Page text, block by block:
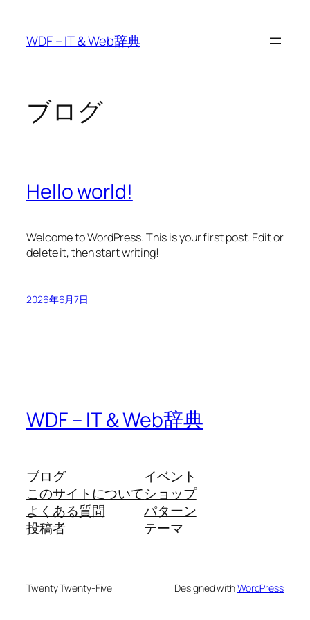
WDF – IT＆Web辞典
ブログ
Hello world!
Welcome to WordPress. This is your first post. Edit or
delete it, then start writing!
2026年6月7日
WDF – IT＆Web辞典
ブログ
このサイトについて
よくある質問
投稿者
イベント
ショップ
パターン
テーマ
Twenty Twenty-Five Designed withWordPress